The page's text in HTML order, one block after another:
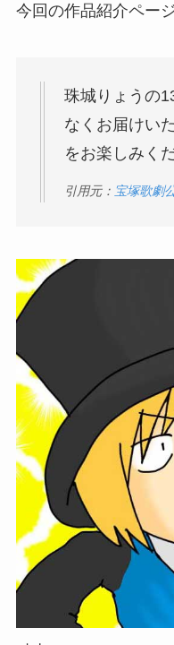
今回の作品紹介ペー
珠城りょうの
なくお届けい
をお楽しみく
引用元： 宝塚歌劇